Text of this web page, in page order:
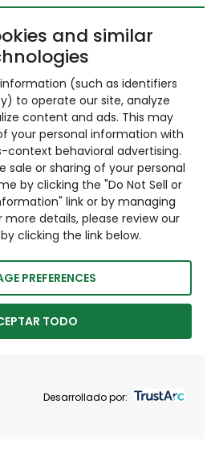
and similar
(such as identifiers
to operate our site, analyze
content and ads. This may
your personal information with
context behavioral advertising.
sale or sharing of your personal
by clicking the "Do Not Sell or
link or by managing
more details, please review our
clicking the link below.
PREFERENCES
TODO
Desarrollado por: